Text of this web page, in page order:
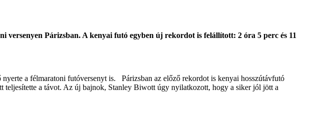
versenyen Párizsban. A kenyai futó egyben új rekordot is felállított: 2 óra 5 perc és 11
a félmaratoni futóversenyt is. Párizsban az előző rekordot is kenyai hosszútávfutó
teljesítette a távot. Az új bajnok, Stanley Biwott úgy nyilatkozott, hogy a siker jól jött a